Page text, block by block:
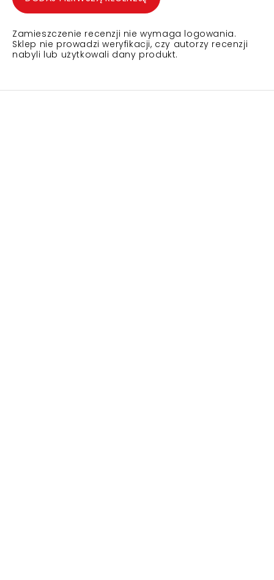
Zamieszczenie recenzji nie wymaga logowania.
Sklep nie prowadzi weryfikacji, czy autorzy recenzji
nabyli lub użytkowali dany produkt.